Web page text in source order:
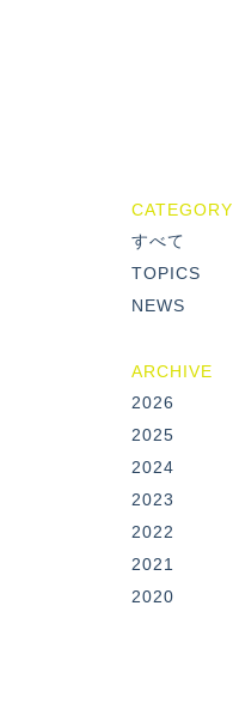
CATEGORY
すべて
TOPICS
NEWS
ARCHIVE
2026
2025
2024
2023
2022
2021
2020